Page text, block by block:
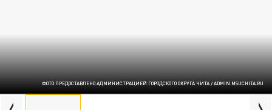
ФОТО ПРЕДОСТАВЛЕНО АДМИНИСТРАЦИЕЙ ГОРОДСКОГО ОКРУГА ЧИТА / ADMIN.MSUCHITA.RU